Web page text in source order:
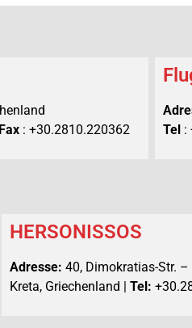
Fax : +30.2810.220362
Tel :
HERSONISSOS
Adresse: 40, Dimokratias-Str.
Kreta, Griechenland | Tel: